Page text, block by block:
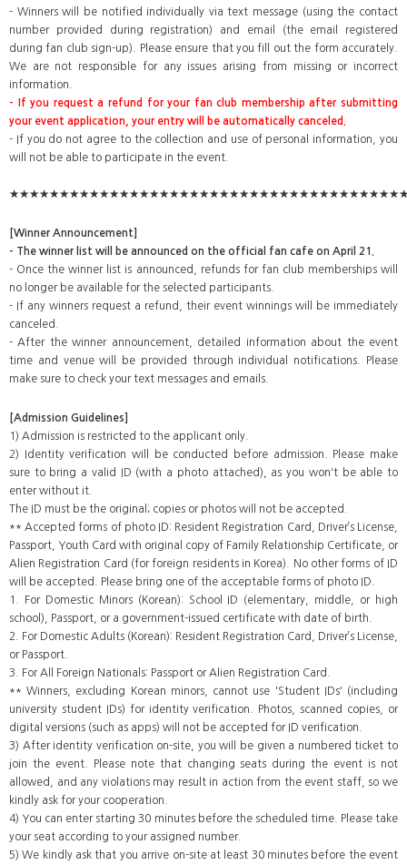
- Winners will be notified individually via text message (using the contact
number provided during registration) and email (the email registered
during fan club sign-up). Please ensure that you fill out the form accurately.
We are not responsible for any issues arising from missing or incorrect
information.
- If you request a refund for your fan club membership after submitting
your event application, your entry will be automatically canceled.
- If you do not agree to the collection and use of personal information, you
will not be able to participate in the event.
[Winner Announcement]
- The winner list will be announced on the official fan cafe on April 21.
- Once the winner list is announced, refunds for fan club memberships will
no longer be available for the selected participants.
- If any winners request a refund, their event winnings will be immediately
canceled.
- After the winner announcement, detailed information about the event
time and venue will be provided through individual notifications. Please
make sure to check your text messages and emails.
[Admission Guidelines]
1) Admission is restricted to the applicant only.
2) Identity verification will be conducted before admission. Please make
sure to bring a valid ID (with a photo attached), as you won't be able to
enter without it.
The ID must be the original; copies or photos will not be accepted.
** Accepted forms of photo ID: Resident Registration Card, Driver’s License,
Passport, Youth Card with original copy of Family Relationship Certificate, or
Alien Registration Card (for foreign residents in Korea). No other forms of ID
will be accepted. Please bring one of the acceptable forms of photo ID.
1. For Domestic Minors (Korean): School ID (elementary, middle, or high
school), Passport, or a government-issued certificate with date of birth.
2. For Domestic Adults (Korean): Resident Registration Card, Driver’s License,
or Passport.
3. For All Foreign Nationals: Passport or Alien Registration Card.
** Winners, excluding Korean minors, cannot use 'Student IDs' (including
university student IDs) for identity verification. Photos, scanned copies, or
digital versions (such as apps) will not be accepted for ID verification.
3) After identity verification on-site, you will be given a numbered ticket to
join the event. Please note that changing seats during the event is not
allowed, and any violations may result in action from the event staff, so we
kindly ask for your cooperation.
4) You can enter starting 30 minutes before the scheduled time. Please take
your seat according to your assigned number.
5) We kindly ask that you arrive on-site at least 30 minutes before the event